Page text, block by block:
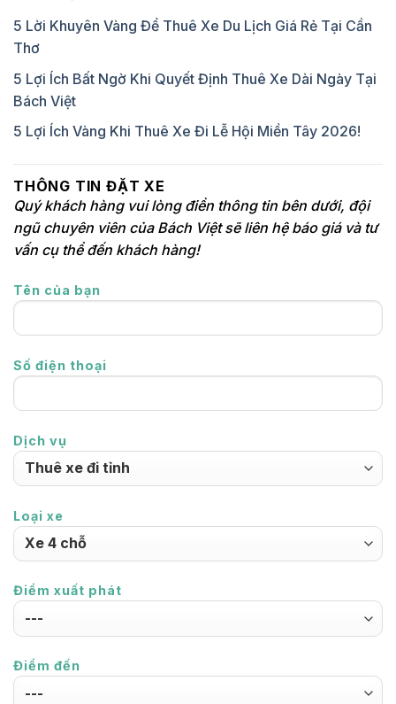
5 Lời Khuyên Vàng Để Thuê Xe Du Lịch Giá Rẻ Tại Cần
Thơ
5 Lợi Ích Bất Ngờ Khi Quyết Định Thuê Xe Dài Ngày Tại
Bách Việt
5 Lợi Ích Vàng Khi Thuê Xe Đi Lễ Hội Miền Tây 2026!
THÔNG TIN ĐẶT XE
Quý khách hàng vui lòng điền thông tin bên dưới, đội
ngũ chuyên viên của Bách Việt sẽ liên hệ báo giá và tư
vấn cụ thể đến khách hàng!
Tên của bạn
Số điện thoại
Dịch vụ
Loại xe
Điểm xuất phát
Điểm đến